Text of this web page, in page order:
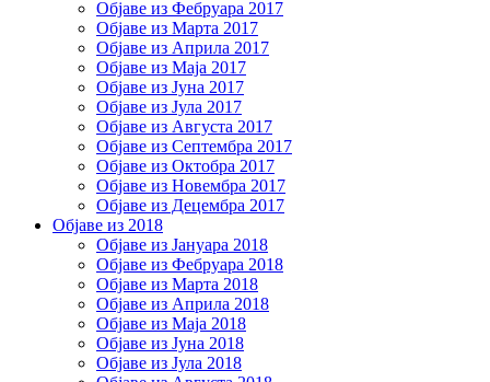
Објаве из Фебруара 2017
Објаве из Марта 2017
Објаве из Априла 2017
Објаве из Маја 2017
Објаве из Јуна 2017
Објаве из Јула 2017
Објаве из Августа 2017
Објаве из Септембра 2017
Објаве из Октобра 2017
Објаве из Новембра 2017
Објаве из Децембра 2017
Објаве из 2018
Објаве из Јануара 2018
Објаве из Фебруара 2018
Објаве из Марта 2018
Објаве из Априла 2018
Објаве из Маја 2018
Објаве из Јуна 2018
Објаве из Јула 2018